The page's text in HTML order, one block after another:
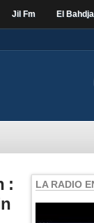
Jil Fm El Bahdja
:
LA RADIO